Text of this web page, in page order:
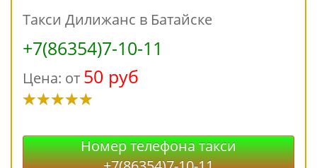
Такси Дилижанс в Батайске
+7(86354)7-10-11
Цена: от 50 руб
Номер телефона такси